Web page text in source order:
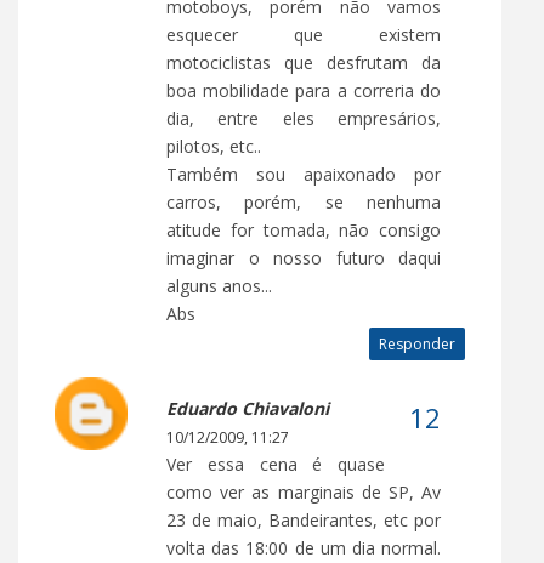
motoboys, porém não vamos
esquecer que existem
motociclistas que desfrutam da
boa mobilidade para a correria do
dia, entre eles empresários,
pilotos, etc..
Também sou apaixonado por
carros, porém, se nenhuma
atitude for tomada, não consigo
imaginar o nosso futuro daqui
alguns anos...
Abs
Responder
Eduardo Chiavaloni
10/12/2009, 11:27
Ver essa cena é quase
como ver as marginais de SP, Av
23 de maio, Bandeirantes, etc por
volta das 18:00 de um dia normal.